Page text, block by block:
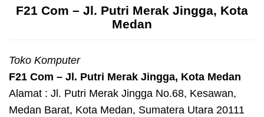
F21 Com – Jl. Putri Merak Jingga, Kota
Medan
Toko Komputer
F21 Com – Jl. Putri Merak Jingga, Kota Medan
Alamat : Jl. Putri Merak Jingga No.68, Kesawan,
Medan Barat, Kota Medan, Sumatera Utara 20111